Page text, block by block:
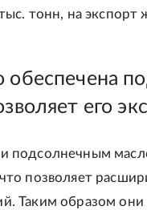
тонн, на
обеспечена
его
подсолнечным
позволяет
Таким образом они